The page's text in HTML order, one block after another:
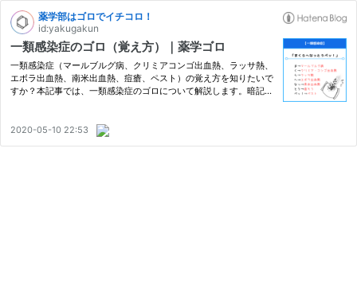
薬学部はゴロでイチコロ！
id:yakugakun
一類感染症のゴロ（覚え方）｜薬学ゴロ
一類感染症（マールブルグ病、クリミアコンゴ出血熱、ラッサ熱、
エボラ出血熱、南米出血熱、痘瘡、ペスト）の覚え方を知りたいで
すか？本記事では、一類感染症のゴロについて解説します。暗記で
2020-05-10 22:53